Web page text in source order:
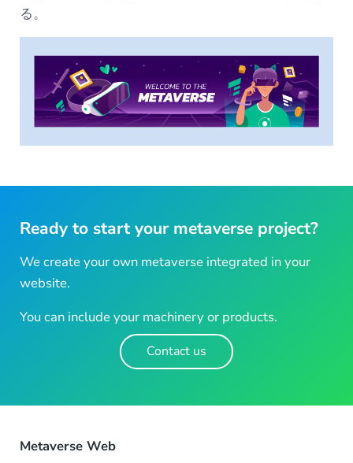
る。
Ready to start your metaverse project?
We create your own metaverse integrated in your
website.
You can include your machinery or products.
Contact us
Metaverse Web